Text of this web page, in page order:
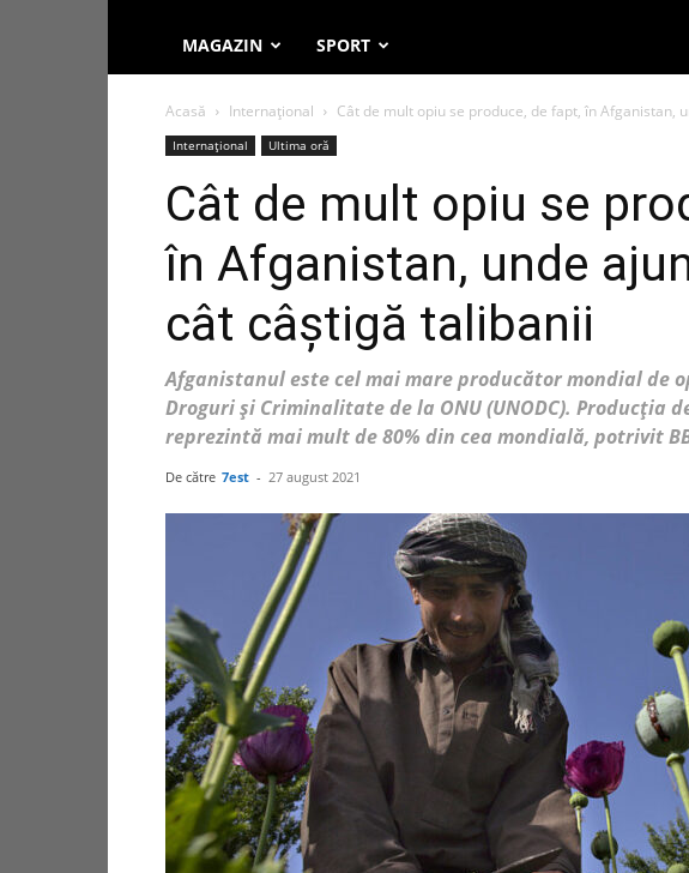
MAGAZIN SPORT
Acasă Internațional Cât de mult opiu se produce, de fapt, în Afganistan,
Internațional Ultima oră
Cât de mult opiu se
în Afganistan, unde
cât câștigă talibanii
Afganistanul este cel mai mare producător mondial de
Droguri și Criminalitate de la ONU (UNODC). Producția
reprezintă mai mult de 80% din cea mondială, potrivit
De către 7est - 27 august 2021